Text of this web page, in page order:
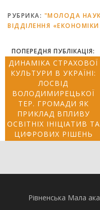
РУБРИКА: "МОЛОДА
ВІДДІЛЕННЯ
ПОПЕРЕДНЯ ПУБЛІКАЦІЯ:
ДИНАМІКА СТРАХОВОЇ
КУЛЬТУРИ В УКРАЇНІ:
ЛОСВІД
ВОЛОДИМИРЕЦЬКОЇ
ТЕР. ГРОМАДИ ЯК
ПРИКЛАД ВПЛИВУ
ОСВІТНІХ ІНІЦІАТИВ ТА
ЦИФРОВИХ РІШЕНЬ
Рівненська Мала